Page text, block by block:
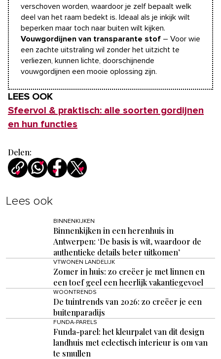
verschoven worden, waardoor je zelf bepaalt welk
deel van het raam bedekt is. Ideaal als je inkijk wilt
beperken maar toch naar buiten wilt kijken.
Vouwgordijnen van transparante stof – Voor wie
een zachte uitstraling wil zonder het uitzicht te
verliezen, kunnen lichte, doorschijnende
vouwgordijnen een mooie oplossing zijn.
LEES OOK
Sfeervol & praktisch: alle soorten gordijnen
en hun functies
Delen:
Lees ook
BINNENKIJKEN
Binnenkijken in een herenhuis in
Antwerpen: ‘De basis is wit, waardoor de
authentieke details beter uitkomen’
VTWONEN LANDELIJK
Zomer in huis: zo creëer je met linnen en
een toef geel een heerlijk vakantiegevoel
WOONTRENDS
De tuintrends van 2026: zo creëer je een
buitenparadijs
FUNDA-PARELS
Funda-parel: het kleurpalet van dit design
landhuis met eclectisch interieur is om van
te smullen